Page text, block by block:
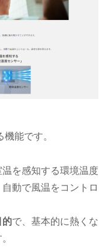
能です。
を感知する環境温度
動で風温をコントロ
的で、基本的に熱くな